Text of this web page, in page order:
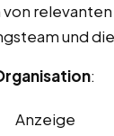
und
:
Anzeige